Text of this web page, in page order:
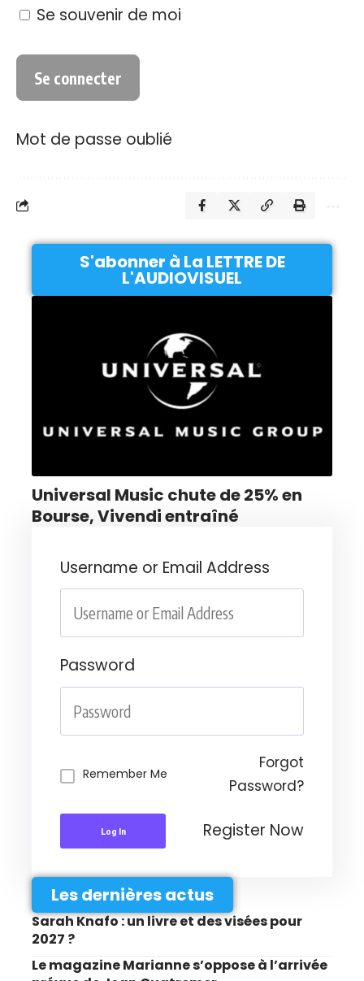
Se souvenir de moi
Mot de passe oublié
S'abonner à La LETTRE DE
L'AUDIOVISUEL
Universal Music chute de 25% en
Bourse, Vivendi entraîné
Username or Email Address
Password
Remember Me
Forgot
Password?
Log In Register Now
Les dernières actus
Sarah Knafo : un livre et des visées pour
2027 ?
Le magazine Marianne s’oppose à l’arrivée